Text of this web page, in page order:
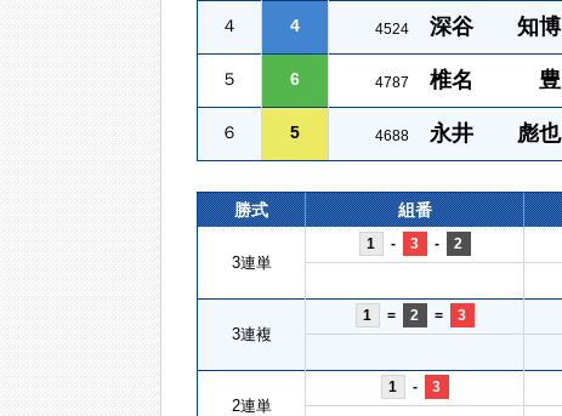
４ 4 4524 深谷 知博
５ 6 4787 椎名 豊
６ 5 4688 永井 彪也
勝式 組番
3連単
1 - 3 - 2
3連複
1 = 2 = 3
2連単
1 - 3